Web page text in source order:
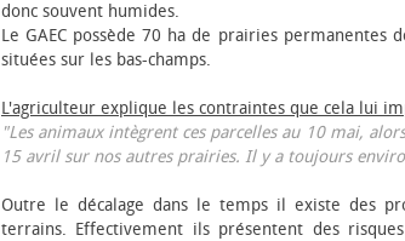
donc souvent humides.
Le GAEC possède 70 ha de prairies permanentes
situées sur les bas-champs.
L'agriculteur explique les contraintes que cela lui
"Les animaux intègrent ces parcelles au 10 mai,
15 avril sur nos autres prairies. Il y a toujours
Outre le décalage dans le temps il existe des
terrains. Effectivement ils présentent des